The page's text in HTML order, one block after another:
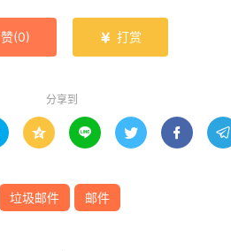
赞(0)  打赏
分享到
    
垃圾邮件 邮件